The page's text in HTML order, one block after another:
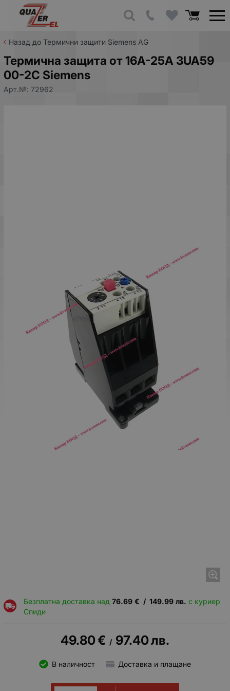
Назад до Термични защити Siemens AG
Термична защита от 16A-25А 3UA59
00-2C Siemens
Арт.№: 72962
Безплатна доставка над 76.69 € / 149.99 лв. с куриер
Спиди
49.80€ / 97.40лв.
В наличност Доставка и плащане